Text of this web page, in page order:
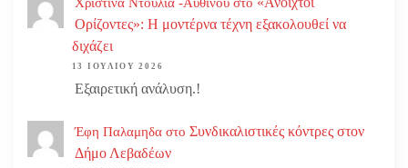
Ορίζοντες»: Η μοντέρνα τέχνη εξακολουθεί να
διχάζει
13 ΙΟΥΛΊΟΥ 2026
Εξαιρετική ανάλυση.!
Έφη Παλαμηδα στο Συνδικαλιστικές κόντρες στον
Δήμο Λεβαδέων